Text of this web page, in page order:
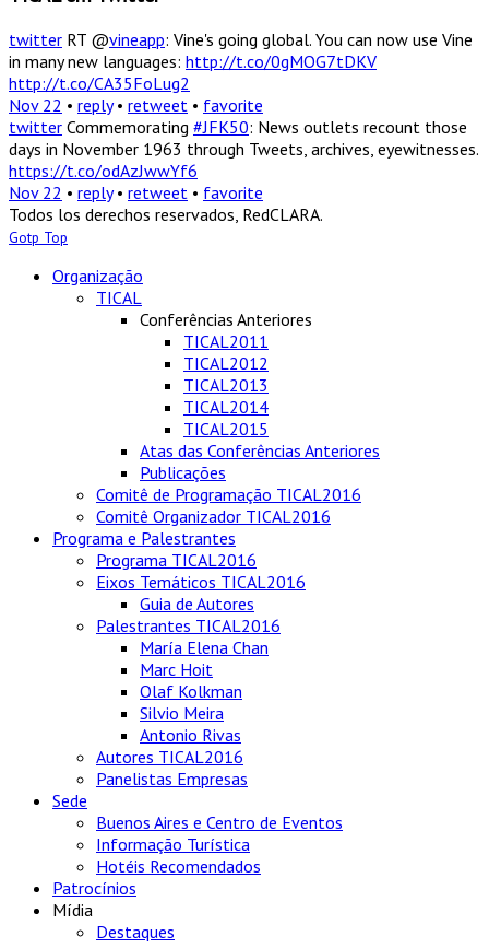
twitter RT @vineapp: Vine's going global. You can now use Vine
in many new languages: http://t.co/0gMOG7tDKV
http://t.co/CA35FoLug2
Nov 22 • reply• retweet • favorite
twitter Commemorating #JFK50: News outlets recount those
days in November 1963 through Tweets, archives, eyewitnesses.
https://t.co/odAzJwwYf6
Nov 22 • reply• retweet • favorite
Todos los derechos reservados, RedCLARA.
Gotp Top
Organização
TICAL
Conferências Anteriores
TICAL2011
TICAL2012
TICAL2013
TICAL2014
TICAL2015
Atas das Conferências Anteriores
Publicações
Comitê de Programação TICAL2016
Comitê Organizador TICAL2016
Programa e Palestrantes
Programa TICAL2016
Eixos Temáticos TICAL2016
Guia de Autores
Palestrantes TICAL2016
María Elena Chan
Marc Hoit
Olaf Kolkman
Silvio Meira
Antonio Rivas
Autores TICAL2016
Panelistas Empresas
Sede
Buenos Aires e Centro de Eventos
Informação Turística
Hotéis Recomendados
Patrocínios
Mídia
Destaques